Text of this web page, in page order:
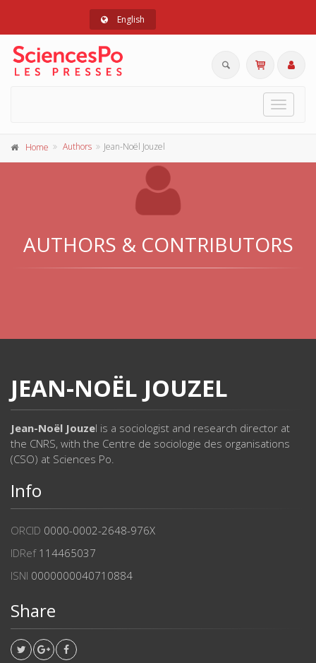
English
Toggle
Home Authors Jean-Noël Jouzel
AUTHORS & CONTRIBUTORS
JEAN-NOËL JOUZEL
Jean-Noël Jouzel is a sociologist and research director at
the CNRS, with the Centre de sociologie des organisations
(CSO) at Sciences Po.
Info
ORCID 0000-0002-2648-976X
IDRef114465037
ISNI 0000000040710884
Share